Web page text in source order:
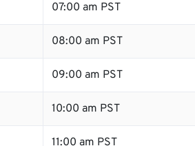
07:00 am PST
08:00 am PST
09:00 am PST
10:00 am PST
11:00 am PST